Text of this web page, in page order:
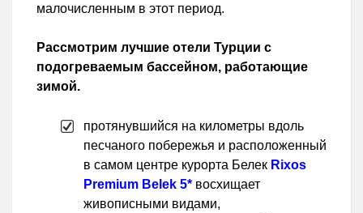
малочисленным в этот период.
Рассмотрим лучшие отели Турции с
подогреваемым бассейном, работающие
зимой.
протянувшийся на километры вдоль
песчаного побережья и расположенный
в самом центре курорта Белек Rixos
Premium Belek 5* восхищает
живописными видами,